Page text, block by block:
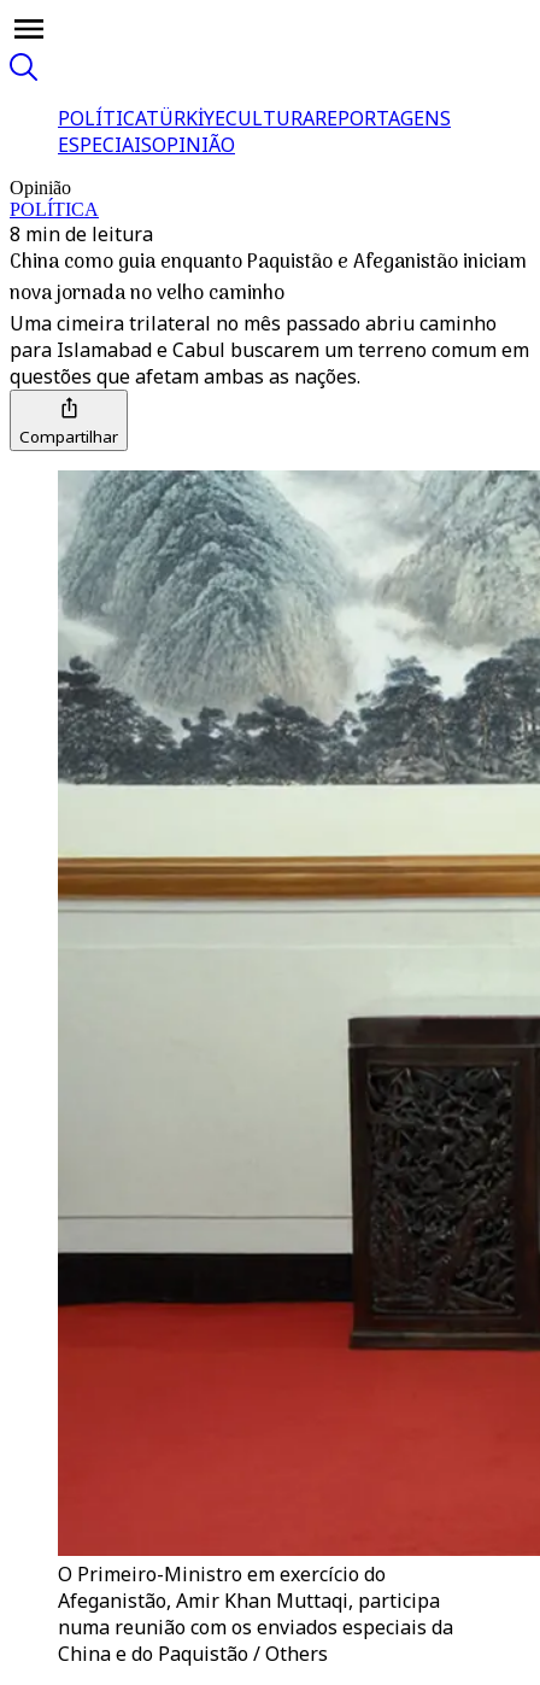
POLÍTICATÜRKİYECULTURAREPORTAGENS
ESPECIAISOPINIÃO
Opinião
POLÍTICA
8 min de leitura
China como guia enquanto Paquistão e Afeganistão iniciam
nova jornada no velho caminho
Uma cimeira trilateral no mês passado abriu caminho
para Islamabad e Cabul buscarem um terreno comum em
questões que afetam ambas as nações.
Compartilhar
O Primeiro-Ministro em exercício do
Afeganistão, Amir Khan Muttaqi, participa
numa reunião com os enviados especiais da
China e do Paquistão / Others